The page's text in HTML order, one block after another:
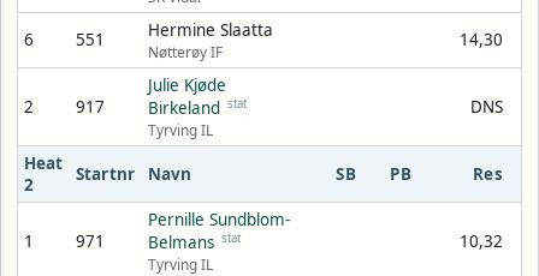
6 551 Hermine Slaatta
Nøtterøy IF
14,30
2 917
Julie Kjøde
Birkeland stat
Tyrving IL
DNS
Heat
2
Startnr Navn SB PB Res
1 971
Pernille Sundblom-
Belmans stat
Tyrving IL
10,32